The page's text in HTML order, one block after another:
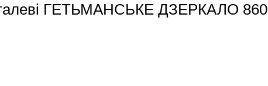
ГЕТЬМАНСЬКЕ ДЗЕРКАЛО 860